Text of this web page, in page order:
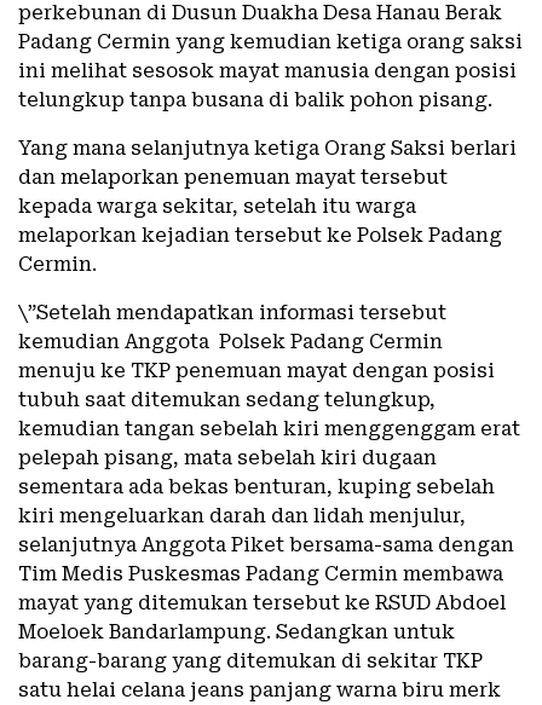
perkebunan di Dusun Duakha Desa Hanau Berak
Padang Cermin yang kemudian ketiga orang saksi
ini melihat sesosok mayat manusia dengan posisi
telungkup tanpa busana di balik pohon pisang.
Yang mana selanjutnya ketiga Orang Saksi berlari
dan melaporkan penemuan mayat tersebut
kepada warga sekitar, setelah itu warga
melaporkan kejadian tersebut ke Polsek Padang
Cermin.
\”Setelah mendapatkan informasi tersebut
kemudian Anggota Polsek Padang Cermin
menuju ke TKP penemuan mayat dengan posisi
tubuh saat ditemukan sedang telungkup,
kemudian tangan sebelah kiri menggenggam erat
pelepah pisang, mata sebelah kiri dugaan
sementara ada bekas benturan, kuping sebelah
kiri mengeluarkan darah dan lidah menjulur,
selanjutnya Anggota Piket bersama-sama dengan
Tim Medis Puskesmas Padang Cermin membawa
mayat yang ditemukan tersebut ke RSUD Abdoel
Moeloek Bandarlampung. Sedangkan untuk
barang-barang yang ditemukan di sekitar TKP
satu helai celana jeans panjang warna biru merk